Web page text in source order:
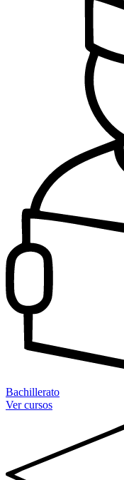
Bachillerato
Ver cursos